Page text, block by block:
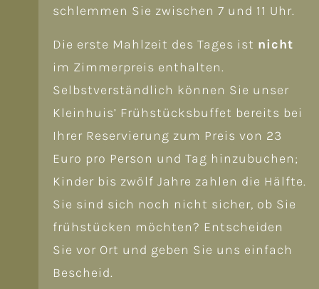
schlemmen Sie zwischen 7 und 11 Uhr.
Die erste Mahlzeit des Tages ist nicht
im Zimmerpreis enthalten.
Selbstverständlich können Sie unser
Kleinhuis’ Frühstücksbuffet bereits bei
Ihrer Reservierung zum Preis von 23
Euro pro Person und Tag hinzubuchen;
Kinder bis zwölf Jahre zahlen die Hälfte.
Sie sind sich noch nicht sicher, ob Sie
frühstücken möchten? Entscheiden
Sie vor Ort und geben Sie uns einfach
Bescheid.